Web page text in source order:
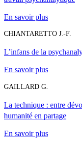
En savoir plus
CHIANTARETTO J.-F.
L’infans de la
En savoir plus
GAILLARD G.
La technique : entre
humanité en partage
En savoir plus